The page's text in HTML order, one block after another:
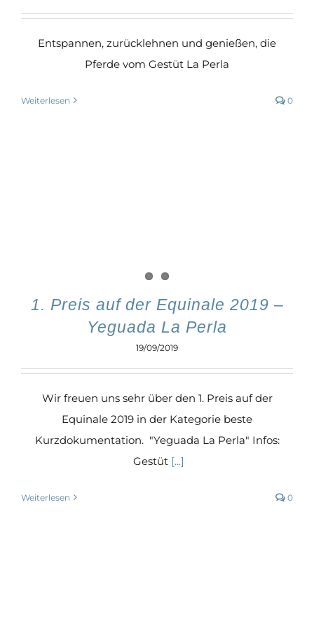
Entspannen, zurücklehnen und genießen, die
Pferde vom Gestüt La Perla
Weiterlesen 0
1. Preis auf der Equinale 2019 –
Yeguada La Perla
19/09/2019
Wir freuen uns sehr über den 1. Preis auf der
Equinale 2019 in der Kategorie beste
Kurzdokumentation. "Yeguada La Perla" Infos:
Gestüt [...]
Weiterlesen 0